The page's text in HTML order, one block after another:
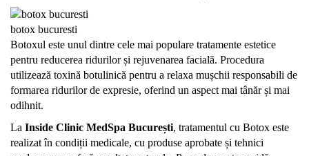
botox bucuresti
Botoxul este unul dintre cele mai populare tratamente estetice
pentru reducerea ridurilorși rejuvenarea facială. Procedura
utilizează toxină botulinică pentru a relaxa mușchii responsabili de
formarea ridurilorde expresie, oferind un aspect mai tânărși mai
odihnit.
La Inside Clinic MedSpa București, tratamentul cu Botox este
realizatîn condiții medicale, cu produse aprobate și tehnici